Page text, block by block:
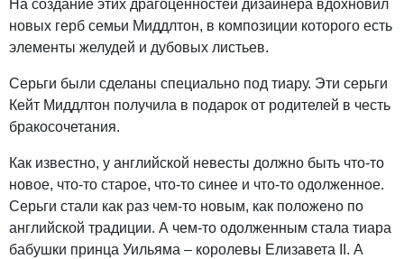
На создание этих драгоценностей дизайнера вдохновил
новых герб семьи Миддлтон, в композиции которого есть
элементы желудей и дубовых листьев.
Серьги были сделаны специально под тиару. Эти серьги
Кейт Миддлтон получила в подарок от родителей в честь
бракосочетания.
Как известно, у английской невесты должно быть что-то
новое, что-то старое, что-то синее и что-то одолженное.
Серьги стали как раз чем-то новым, как положено по
английской традиции. А чем-то одолженным стала тиара
бабушки принца Уильяма – королевы Елизавета II. А